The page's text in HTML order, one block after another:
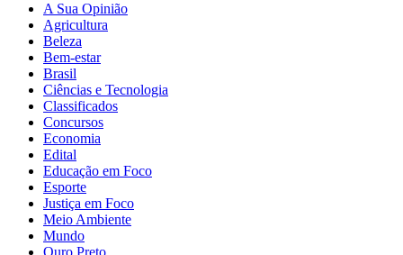
A Sua Opinião
Agricultura
Beleza
Bem-estar
Brasil
Ciências e Tecnologia
Classificados
Concursos
Economia
Edital
Educação em Foco
Esporte
Justiça em Foco
Meio Ambiente
Mundo